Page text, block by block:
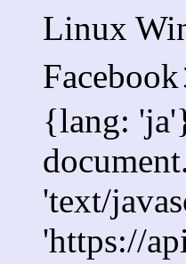
Linux
{lang:
'text/
'https://